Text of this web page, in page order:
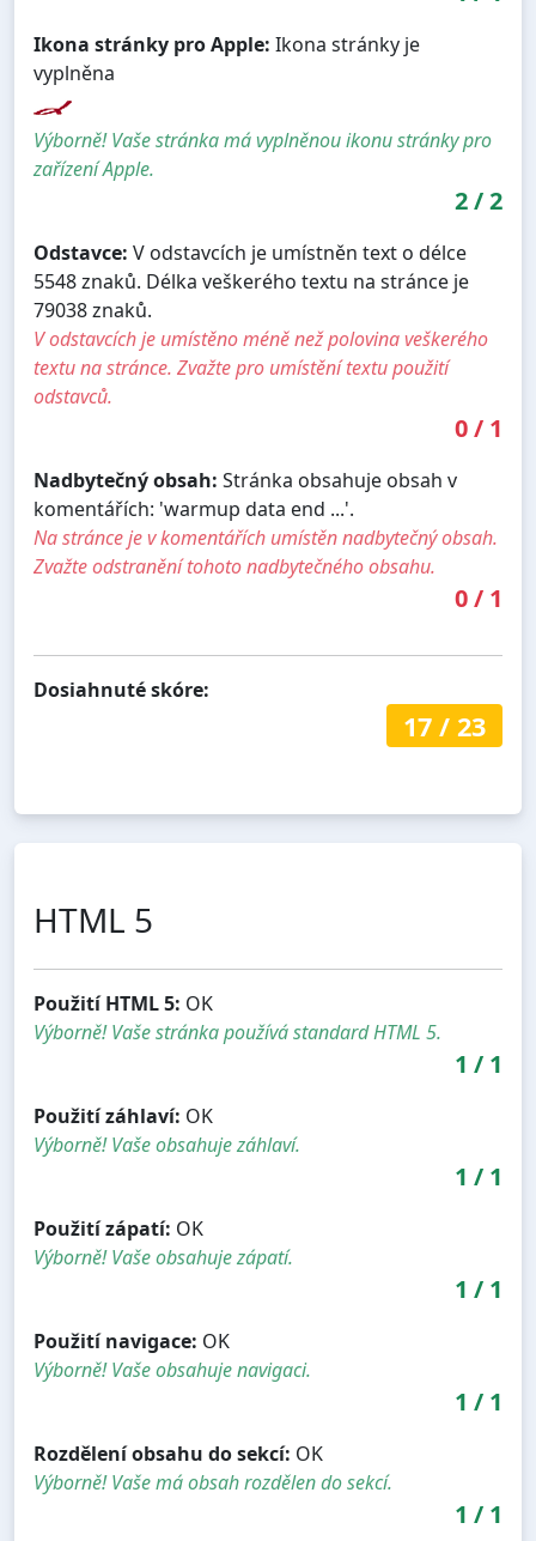
Ikona stránky pro Apple: Ikona stránky je
vyplněna
Výborně! Vaše stránka má vyplněnou ikonu stránky pro
zařízení Apple.
2/2
Odstavce: V odstavcích je umístněn text o délce
5548 znaků. Délka veškerého textu na stránce je
79038 znaků.
V odstavcích je umístěno méně než polovina veškerého
textu na stránce. Zvažte pro umístění textu použití
odstavců.
0/ 1
Nadbytečný obsah: Stránka obsahuje obsah v
komentářích: 'warmup data end ...'.
Na stránce je v komentářích umístěn nadbytečný obsah.
Zvažte odstranění tohoto nadbytečného obsahu.
0/ 1
Dosiahnuté skóre:
17/ 23
HTML 5
Použití HTML 5: OK
Výborně! Vaše stránka používá standard HTML 5.
1 / 1
Použití záhlaví: OK
Výborně! Vaše obsahuje záhlaví.
1 / 1
Použití zápatí: OK
Výborně! Vaše obsahuje zápatí.
1 / 1
Použití navigace: OK
Výborně! Vaše obsahuje navigaci.
1 / 1
Rozdělení obsahu do sekcí: OK
Výborně! Vaše má obsah rozdělen do sekcí.
1 / 1